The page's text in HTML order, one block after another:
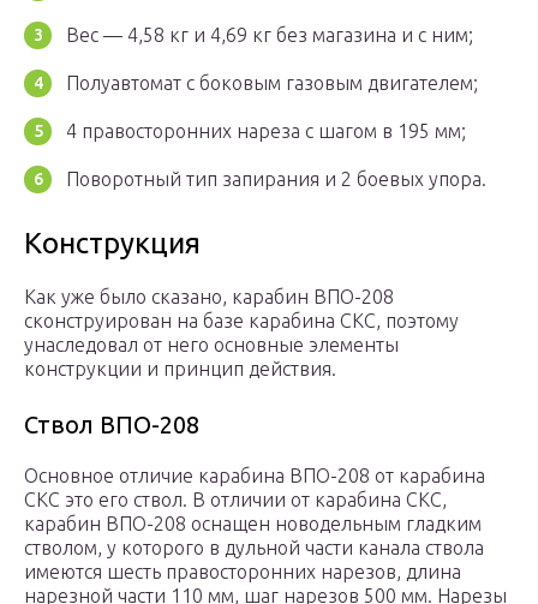
Вес — 4,58 кг и 4,69 кг без магазина и с ним;
Полуавтомат с боковым газовым двигателем;
4 правосторонних нареза с шагом в 195 мм;
Поворотный тип запирания и 2 боевых упора.
Конструкция
Как уже было сказано, карабин ВПО-208
сконструирован на базе карабина СКС, поэтому
унаследовал от него основные элементы
конструкции и принцип действия.
Ствол ВПО-208
Основное отличие карабина ВПО-208 от карабина
СКС это его ствол. В отличии от карабина СКС,
карабин ВПО-208 оснащен новодельным гладким
стволом, у которого в дульной части канала ствола
имеются шесть правосторонних нарезов, длина
нарезной части 110 мм, шаг нарезов 500 мм. Нарезы